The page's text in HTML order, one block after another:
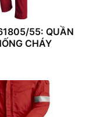
55: QUẦN
CHÁY